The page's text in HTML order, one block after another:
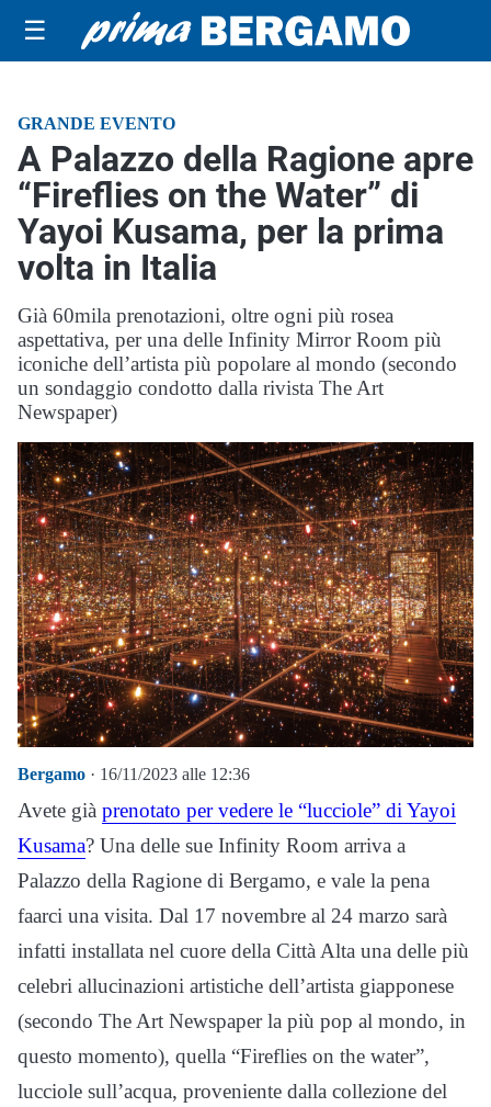
☰
GRANDE EVENTO
A Palazzo della Ragione apre
“Fireflies on the Water” di
Yayoi Kusama, per la prima
volta in Italia
Già 60mila prenotazioni, oltre ogni più rosea
aspettativa, per una delle Infinity Mirror Room più
iconiche dell’artista più popolare al mondo (secondo
un sondaggio condotto dalla rivista The Art
Newspaper)
Bergamo · 16/11/2023 alle 12:36
Avete già prenotato per vedere le “lucciole” di Yayoi
Kusama? Una delle sue Infinity Room arriva a
Palazzo della Ragione di Bergamo, e vale la pena
faarci una visita. Dal 17 novembre al 24 marzo sarà
infatti installata nel cuore della Città Alta una delle più
celebri allucinazioni artistiche dell’artista giapponese
(secondo The Art Newspaper la più pop al mondo, in
questo momento), quella “Fireflies on the water”,
lucciole sull’acqua, proveniente dalla collezione del